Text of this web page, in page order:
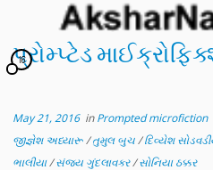
પ્રોમ્પ્ટેડ
16
May 21, 2016inPrompted microfiction
જીજ્ઞેશ અધ્યારૂ/તુમુલ બુચ/દિવ્યેશ
ભાલીયા/સંજય ગુંદલાવકર/સોનિયા ઠક્કર